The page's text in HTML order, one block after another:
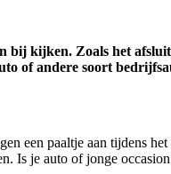
bij kijken. Zoals het
of andere soort
een paaltje aan tijdens
Is je auto of jonge